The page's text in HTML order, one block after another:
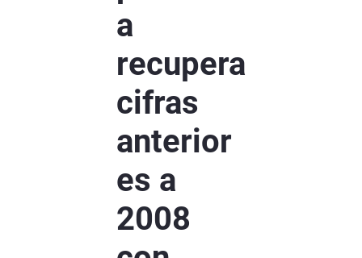
a
recupera
cifras
anterior
es a
2008